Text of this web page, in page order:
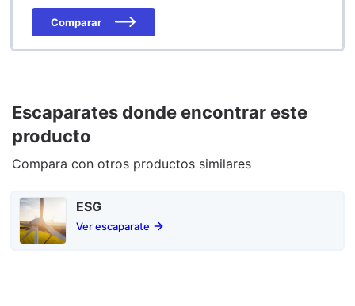
Comparar
Escaparates donde encontrar este
producto
Compara con otros productos similares
ESG
Ver escaparate